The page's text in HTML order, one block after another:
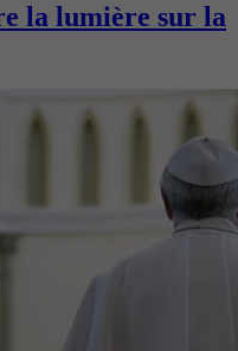
la lumière sur la